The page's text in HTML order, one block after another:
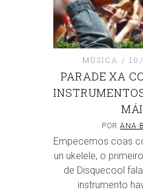
MÚSICA
PARADE XA
PORANA
Empecemos coas
un ukelele, o
de Disquecool
instrumento